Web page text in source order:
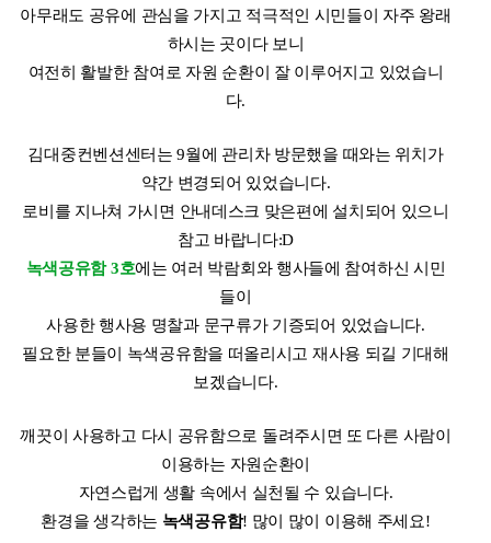
아무래도 공유에 관심을 가지고 적극적인 시민들이 자주 왕래
하시는 곳이다 보니
여전히 활발한 참여로 자원 순환이 잘 이루어지고 있었습니
다.
김대중컨벤션센터는 9월에 관리차 방문했을 때와는 위치가
약간 변경되어 있었습니다.
로비를 지나쳐 가시면 안내데스크 맞은편에 설치되어 있으니
참고 바랍니다:D
녹색공유함 3호에는 여러 박람회와 행사들에 참여하신 시민
들이
사용한 행사용 명찰과 문구류가 기증되어 있었습니다.
필요한 분들이 녹색공유함을 떠올리시고 재사용 되길 기대해
보겠습니다.
깨끗이 사용하고 다시 공유함으로 돌려주시면 또 다른 사람이
이용하는 자원순환이
자연스럽게 생활 속에서 실천될 수 있습니다.
환경을 생각하는 녹색공유함! 많이 많이 이용해 주세요!